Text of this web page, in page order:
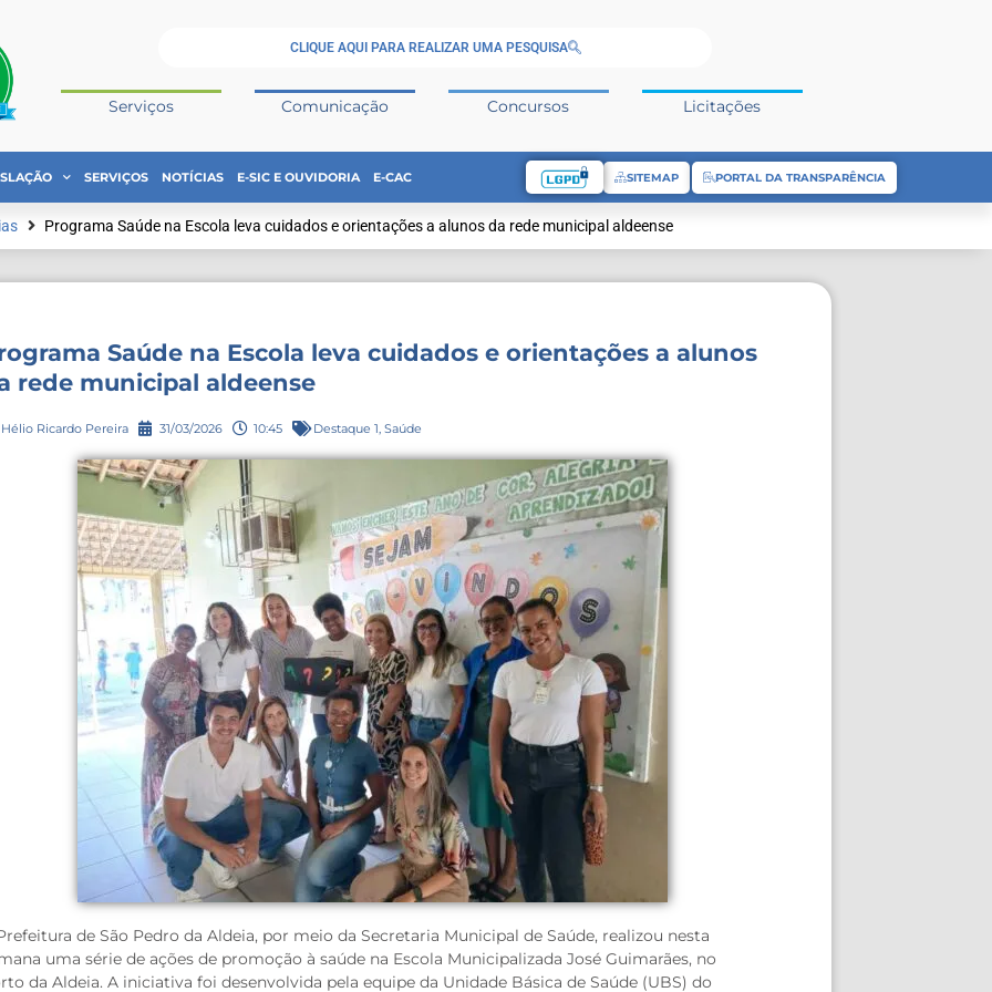
CLIQUE AQUI PARA REALIZAR UMA PESQUISA
Serviços Comunicação Concursos Licitações
SERVIÇOS NOTÍCIAS E-SIC E OUVIDORIA E-CAC SITEMAP PORTAL DA TRANSPARÊNCIA
Programa Saúde na Escola leva cuidados e orientações a alunos da rede municipal aldeense
Saúde na Escola leva cuidados e orientações a alunos
rede municipal aldeense
Hélio Ricardo Pereira 31/03/2026 10:45 Destaque 1,Saúde
de São Pedro da Aldeia, por meio da Secretaria Municipal de Saúde, realizou nesta
uma série de ações de promoção à saúde na Escola Municipalizada José Guimarães, no
da Aldeia. A iniciativa foi desenvolvida pela equipe da Unidade Básica de Saúde (UBS) do